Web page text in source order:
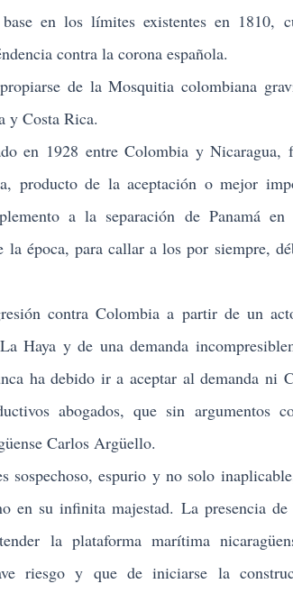
en los límites existentes en 1810,
contra la corona española.
de la Mosquitia colombiana
y Costa Rica.
en 1928 entre Colombia y Nicaragua,
producto de la aceptación o mejor
a la separación de Panamá
época, para callar a los por siempre,
contra Colombia a partir de un
Haya y de una demanda
ha debido ir a aceptar al demanda ni
abogados, que sin argumentos
Carlos Argüello.
espurio y no solo
en su infinita majestad. La presencia
la plataforma marítima
riesgo y que de iniciarse la